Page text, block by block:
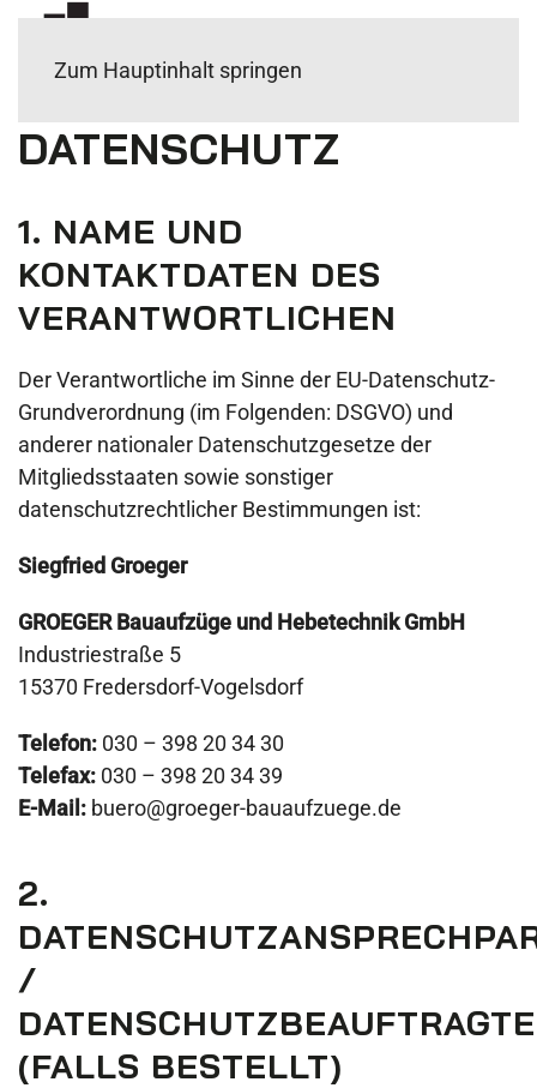
Zum Hauptinhalt springen
DATENSCHUTZ
1. NAME UND
KONTAKTDATEN DES
VERANTWORTLICHEN
Der Verantwortliche im Sinne der EU-Datenschutz-
Grundverordnung (im Folgenden: DSGVO) und
anderer nationaler Datenschutzgesetze der
Mitgliedsstaaten sowie sonstiger
datenschutzrechtlicher Bestimmungen ist:
Siegfried Groeger
GROEGER Bauaufzüge und Hebetechnik GmbH
Industriestraße 5
15370 Fredersdorf-Vogelsdorf
Telefon: 030 – 398 20 34 30
Telefax: 030 – 398 20 34 39
E-Mail: buero@groeger-bauaufzuege.de
2.
/
(FALLS BESTELLT)